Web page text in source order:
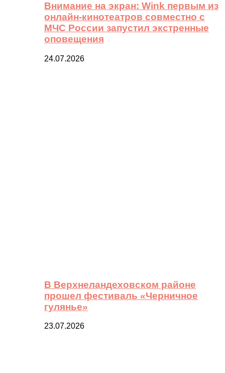
Внимание на экран: Wink первым из
онлайн-кинотеатров совместно с
МЧС России запустил экстренные
оповещения
24.07.2026
В Верхнеландеховском районе
прошел фестиваль «Черничное
гулянье»
23.07.2026